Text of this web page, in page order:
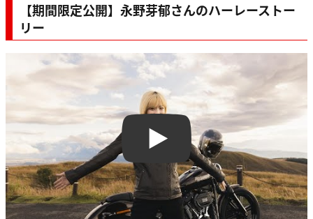
【期間限定公開】永野芽郁さんのハーレーストー
リー
Play